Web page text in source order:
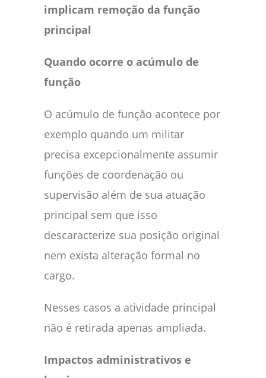
implicam remoção da função
principal
Quando ocorre o acúmulo de
função
O acúmulo de função acontece por
exemplo quando um militar
precisa excepcionalmente assumir
funções de coordenação ou
supervisão além de sua atuação
principal sem que isso
descaracterize sua posição original
nem exista alteração formal no
cargo.
Nesses casos a atividade principal
não é retirada apenas ampliada.
Impactos administrativos e